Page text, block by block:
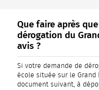
Que faire après
dérogation du
avis ?
Si votre demande de
école située sur le
document suivant, à